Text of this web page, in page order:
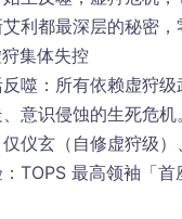
利都最深层的秘密，
集体失控
噬 ：所有依赖虚狩
意识侵蚀的生死危机。
仪玄（自修虚狩级）
：TOPS 最高领袖「